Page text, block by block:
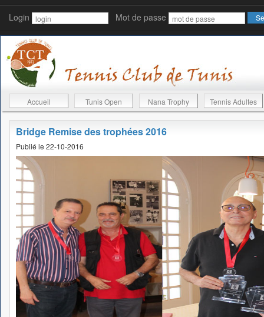
Login Mot de passe
Accueil Tunis Open Nana Trophy Tennis Adultes
Bridge Remise des trophées 2016
Publié le 22-10-2016